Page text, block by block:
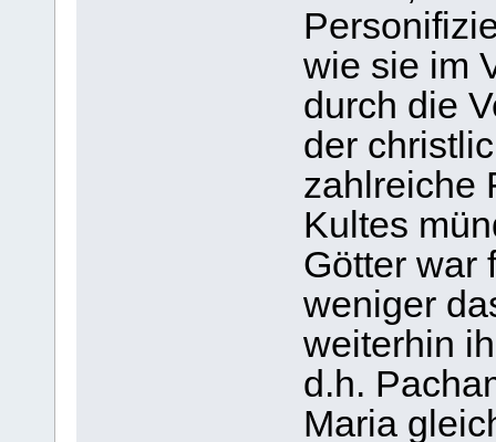
wie sie im
durch die
der
zahlreiche
Kultes
Götter war
weniger
weiterhin
d.h.
Maria